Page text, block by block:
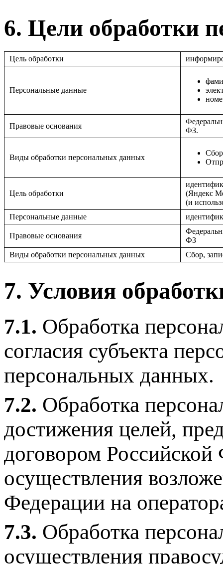
6. Цели обработки
Цель обработки
Персональные данные
Правовые основания
ФЗ.
Виды обработки персональных данных
Цель обработки
(Яндекс
(и
Персональные данные
Правовые основания
ФЗ
Виды обработки персональных данных
Сбор,
7. Условия
7.1. Обработка
согласия субъекта
персональных данных.
7.2. Обработка
достижения целей,
договором
осуществления
Федерации на
7.3. Обработка
осуществления